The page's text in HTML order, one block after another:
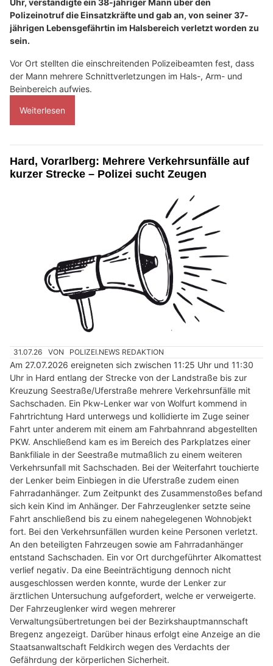
Uhr, verständigte ein 38-jähriger Mann über den
Polizeinotruf die Einsatzkräfte und gab an, von seiner 37-
jährigen Lebensgefährtin im Halsbereich verletzt worden zu
sein.
Vor Ort stellten die einschreitenden Polizeibeamten fest, dass
der Mann mehrere Schnittverletzungen im Hals-, Arm- und
Beinbereich aufwies.
Weiterlesen
Hard, Vorarlberg: Mehrere Verkehrsunfälle auf
kurzer Strecke – Polizei sucht Zeugen
31.07.26 VON POLIZEI.NEWS REDAKTION
Am 27.07.2026 ereigneten sich zwischen 11:25 Uhr und 11:30
Uhr in Hard entlang der Strecke von der Landstraße bis zur
Kreuzung Seestraße/Uferstraße mehrere Verkehrsunfälle mit
Sachschaden. Ein Pkw-Lenker war von Wolfurt kommend in
Fahrtrichtung Hard unterwegs und kollidierte im Zuge seiner
Fahrt unter anderem mit einem am Fahrbahnrand abgestellten
PKW. Anschließend kam es im Bereich des Parkplatzes einer
Bankfiliale in der Seestraße mutmaßlich zu einem weiteren
Verkehrsunfall mit Sachschaden. Bei der Weiterfahrt touchierte
der Lenker beim Einbiegen in die Uferstraße zudem einen
Fahrradanhänger. Zum Zeitpunkt des Zusammenstoßes befand
sich kein Kind im Anhänger. Der Fahrzeuglenker setzte seine
Fahrt anschließend bis zu einem nahegelegenen Wohnobjekt
fort. Bei den Verkehrsunfällen wurden keine Personen verletzt.
An den beteiligten Fahrzeugen sowie am Fahrradanhänger
entstand Sachschaden. Ein vor Ort durchgeführter Alkomattest
verlief negativ. Da eine Beeinträchtigung dennoch nicht
ausgeschlossen werden konnte, wurde der Lenker zur
ärztlichen Untersuchung aufgefordert, welche er verweigerte.
Der Fahrzeuglenker wird wegen mehrerer
Verwaltungsübertretungen bei der Bezirkshauptmannschaft
Bregenz angezeigt. Darüber hinaus erfolgt eine Anzeige an die
Staatsanwaltschaft Feldkirch wegen des Verdachts der
Gefährdung der körperlichen Sicherheit.